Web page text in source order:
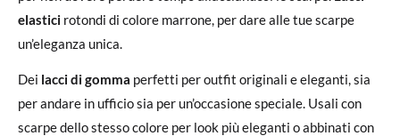
elastici rotondi di colore marrone, per dare alle tue scarpe
un’eleganza unica.
Dei lacci di gomma perfetti per outfit originali e eleganti, sia
per andare in ufficio sia per un’occasione speciale. Usali con
scarpe dello stesso colore per look più eleganti o abbinati con